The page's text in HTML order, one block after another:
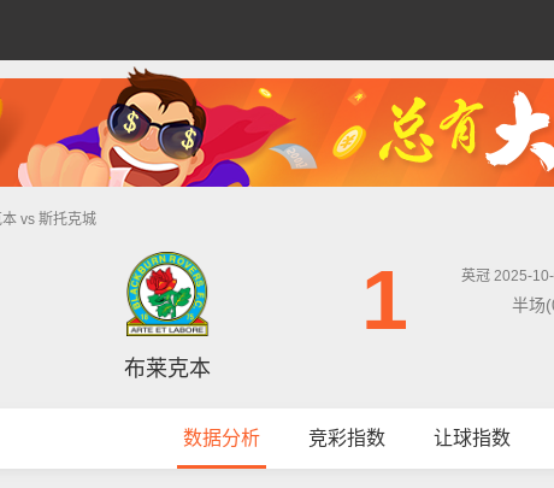
vs 斯托克城
布莱克本
1 英冠 2025-
半场
数据分析 竞彩指数 让球指数